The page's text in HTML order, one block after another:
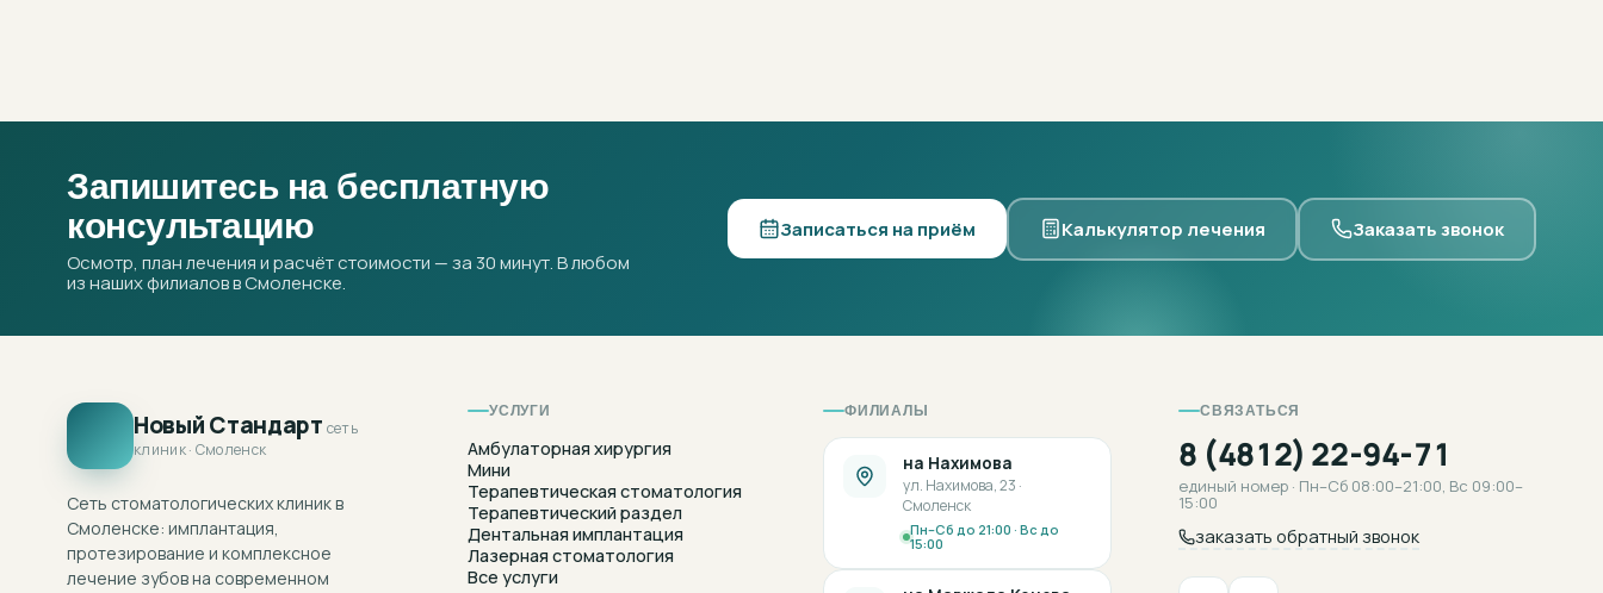
Запишитесь на бесплатную
консультацию
Осмотр, план лечения и расчёт стоимости — за 30 минут. В любом
из наших филиалов в Смоленске.
Записаться на приём Калькулятор лечения Заказать звонок
Новый Стандарт сеть
клиник · Смоленск
Сеть стоматологических клиник в
Смоленске: имплантация,
протезирование и комплексное
лечение зубов на современном
УСЛУГИ
Амбулаторная хирургия
Мини
Терапевтическая стоматология
Терапевтический раздел
Дентальная имплантация
Лазерная стоматология
Все услуги
ФИЛИАЛЫ
на Нахимова
ул. Нахимова, 23 ·
Смоленск
Пн–Сб до 21:00 · Вс до
15:00
СВЯЗАТЬСЯ
8 (4812) 22-94-71
единый номер · Пн–Сб 08:00–21:00, Вс 09:00–
15:00
заказать обратный звонок